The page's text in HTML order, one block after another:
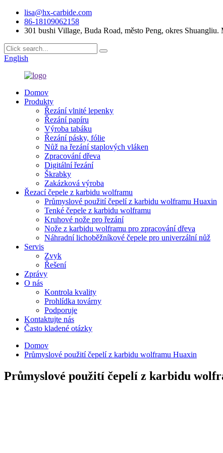
lisa@hx-carbide.com
86-18109062158
301 bushi Village, Buda Road, město Peng, okres Shuangliu.
English
Domov
Produkty
Řezání vlnité lepenky
Řezání papíru
Výroba tabáku
Řezání pásky, fólie
Nůž na řezání staplových vláken
Zpracování dřeva
Digitální řezání
Škrabky
Zakázková výroba
Řezací čepele z karbidu wolframu
Průmyslové použití čepelí z karbidu wolframu Huaxin
Tenké čepele z karbidu wolframu
Kruhové nože pro řezání
Nože z karbidu wolframu pro zpracování dřeva
Náhradní lichoběžníkové čepele pro univerzální nůž
Servis
Zvyk
Řešení
Zprávy
O nás
Kontrola kvality
Prohlídka továrny
Podporuje
Kontaktujte nás
Často kladené otázky
Domov
Průmyslové použití čepelí z karbidu wolframu Huaxin
Průmyslové použití čepelí z karbidu